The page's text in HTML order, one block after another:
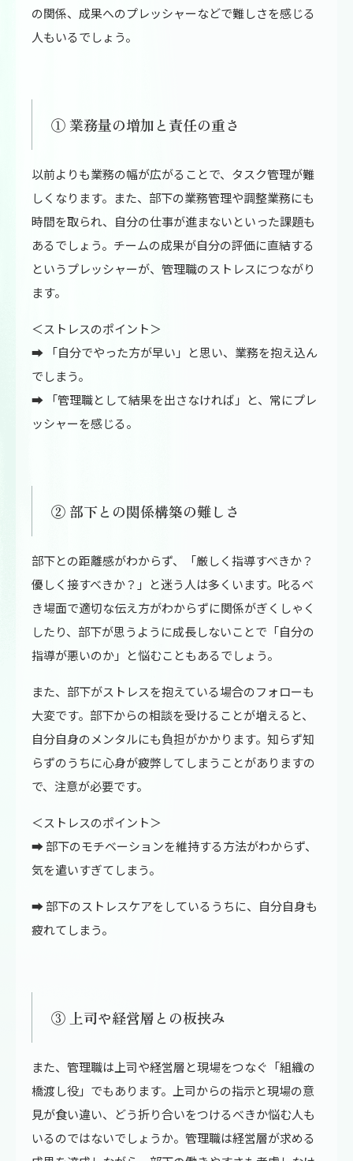
の関係、成果へのプレッシャーなどで難しさを感じる
人もいるでしょう。
① 業務量の増加と責任の重さ
以前よりも業務の幅が広がることで、タスク管理が難
しくなります。また、部下の業務管理や調整業務にも
時間を取られ、自分の仕事が進まないといった課題も
あるでしょう。チームの成果が自分の評価に直結する
というプレッシャーが、管理職のストレスにつながり
ます。
＜ストレスのポイント＞
➡ 「自分でやった方が早い」と思い、業務を抱え込ん
でしまう。
➡ 「管理職として結果を出さなければ」と、常にプレ
ッシャーを感じる。
② 部下との関係構築の難しさ
部下との距離感がわからず、「厳しく指導すべきか？
優しく接すべきか？」と迷う人は多くいます。叱るべ
き場面で適切な伝え方がわからずに関係がぎくしゃく
したり、部下が思うように成長しないことで「自分の
指導が悪いのか」と悩むこともあるでしょう。
また、部下がストレスを抱えている場合のフォローも
大変です。部下からの相談を受けることが増えると、
自分自身のメンタルにも負担がかかります。知らず知
らずのうちに心身が疲弊してしまうことがありますの
で、注意が必要です。
＜ストレスのポイント＞
➡ 部下のモチベーションを維持する方法がわからず、
気を遣いすぎてしまう。
➡ 部下のストレスケアをしているうちに、自分自身も
疲れてしまう。
③ 上司や経営層との板挟み
また、管理職は上司や経営層と現場をつなぐ「組織の
橋渡し役」でもあります。上司からの指示と現場の意
見が食い違い、どう折り合いをつけるべきか悩む人も
いるのではないでしょうか。管理職は経営層が求める